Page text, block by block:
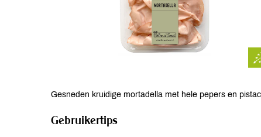
Gesneden kruidige mortadella met hele pepers en
Gebruikertips